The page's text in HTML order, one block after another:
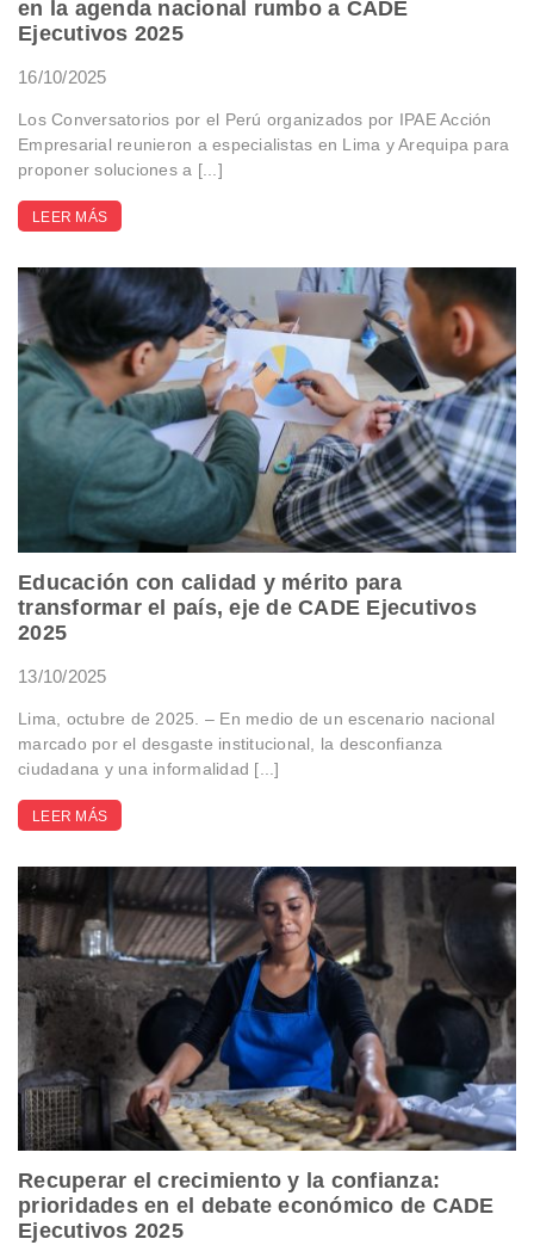
en la agenda nacional rumbo a CADE
Ejecutivos 2025
16/10/2025
Los Conversatorios por el Perú organizados por IPAE Acción
Empresarial reunieron a especialistas en Lima y Arequipa para
proponer soluciones a [...]
LEER MÁS
Educación con calidad y mérito para
transformar el país, eje de CADE Ejecutivos
2025
13/10/2025
Lima, octubre de 2025. – En medio de un escenario nacional
marcado por el desgaste institucional, la desconfianza
ciudadana y una informalidad [...]
LEER MÁS
Recuperar el crecimiento y la confianza:
prioridades en el debate económico de CADE
Ejecutivos 2025